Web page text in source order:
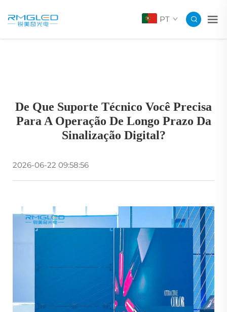
PT
De Que Suporte Técnico Você Precisa
Para A Operação De Longo Prazo Da
Sinalização Digital?
2026-06-22 09:58:56